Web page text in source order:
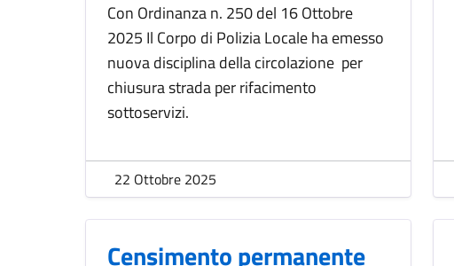
Con Ordinanza n. 250 del 16 Ottobre
2025 Il Corpo di Polizia Locale ha emesso
nuova disciplina della circolazione per
chiusura strada per rifacimento
sottoservizi.
22 Ottobre 2025
Censimento permanente